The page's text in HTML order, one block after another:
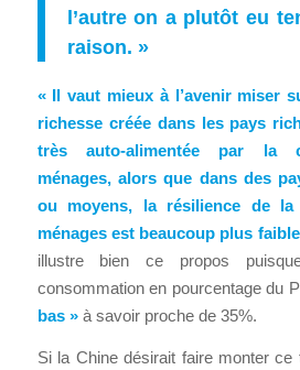
l’autre on a plutôt eu
raison. »
« Il vaut mieux à l’avenir miser
richesse créée dans les pays
très auto-alimentée par la
ménages, alors que dans des
ou moyens, la résilience de la
ménages est beaucoup plus
illustre bien ce propos
consommation en pourcentage du
bas »à savoir proche de 35%.
Si la Chine désirait faire monter ce